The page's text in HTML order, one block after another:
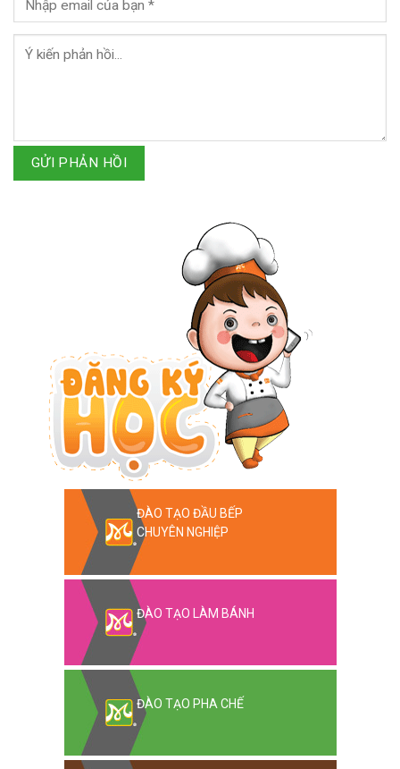
GỬI PHẢN HỒI
ĐÀO TẠO ĐẦU BẾP
CHUYÊN NGHIỆP
ĐÀO TẠO LÀM BÁNH
ĐÀO TẠO PHA CHẾ